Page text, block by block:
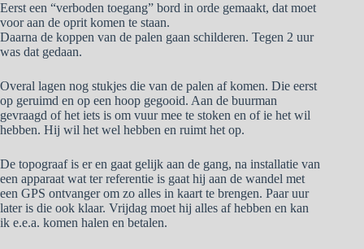
Eerst een “verboden toegang” bord in orde gemaakt, dat moet
voor aan de oprit komen te staan.
Daarna de koppen van de palen gaan schilderen. Tegen 2 uur
was dat gedaan.
Overal lagen nog stukjes die van de palen af komen. Die eerst
op geruimd en op een hoop gegooid. Aan de buurman
gevraagd of het iets is om vuur mee te stoken en of ie het wil
hebben. Hij wil het wel hebben en ruimt het op.
De topograaf is er en gaat gelijk aan de gang, na installatie van
een apparaat wat ter referentie is gaat hij aan de wandel met
een GPS ontvanger om zo alles in kaart te brengen. Paar uur
later is die ook klaar. Vrijdag moet hij alles af hebben en kan
ik e.e.a. komen halen en betalen.